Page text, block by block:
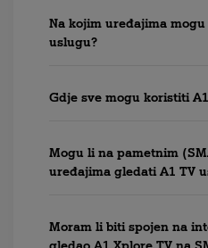
Na kojim uređajima
uslugu?
Gdje sve mogu koristiti
Mogu li na pametnim
uređajima gledati A1 TV
Moram li biti spojen na